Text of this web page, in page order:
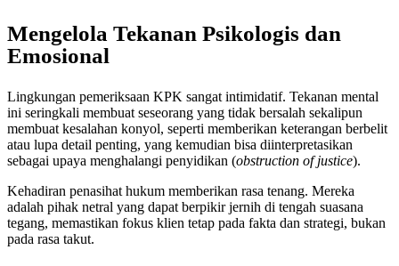
Mengelola Tekanan Psikologis dan
Emosional
Lingkungan pemeriksaan KPK sangat intimidatif. Tekanan mental
ini seringkali membuat seseorang yang tidak bersalah sekalipun
membuat kesalahan konyol, seperti memberikan keterangan berbelit
atau lupa detail penting, yang kemudian bisa diinterpretasikan
sebagai upaya menghalangi penyidikan (obstruction of justice).
Kehadiran penasihat hukum memberikan rasa tenang. Mereka
adalah pihak netral yang dapat berpikir jernih di tengah suasana
tegang, memastikan fokus klien tetap pada fakta dan strategi, bukan
pada rasa takut.